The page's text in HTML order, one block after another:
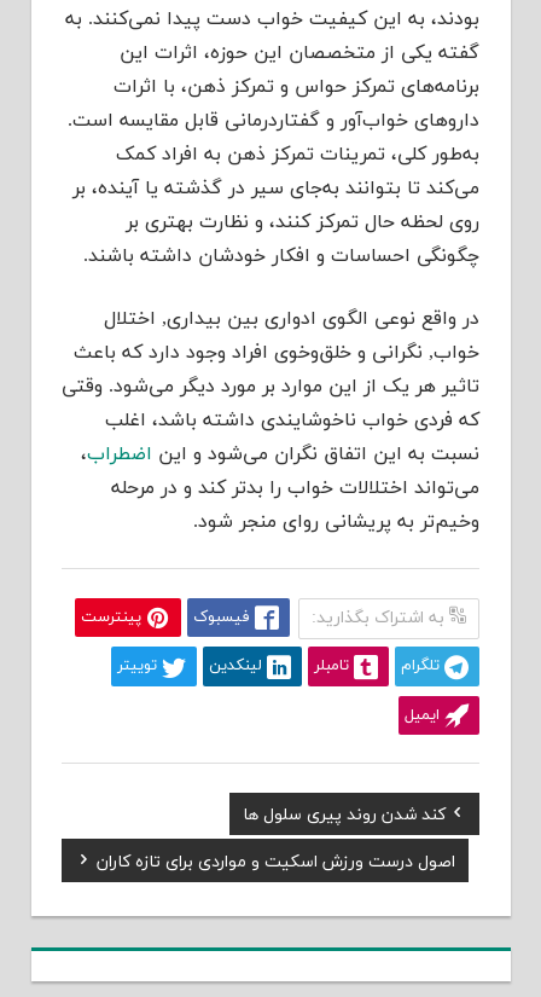
بودند، به این کیفیت خواب دست پیدا نمی‌کنند. به
گفته یکی از متخصصان این حوزه، اثرات این
برنامه‌های تمرکز حواس و تمرکز ذهن، با اثرات
داروهای خواب‌آور و گفتاردرمانی قابل مقایسه است.
به‌طور کلی، تمرینات تمرکز ذهن به افراد کمک
می‌کند تا بتوانند به‌جای سیر در گذشته یا آینده، بر
روی لحظه حال تمرکز کنند، و نظارت بهتری بر
چگونگی احساسات و افکار خودشان داشته باشند.
در واقع نوعی الگوی ادواری بین بیداری, اختلال
خواب, نگرانی و خلق‌وخوی افراد وجود دارد که باعث
تاثیر هر یک از این موارد بر مورد دیگر می‌شود. وقتی
که فردی خواب ناخوشایندی داشته باشد، اغلب
نسبت به این اتفاق نگران می‌شود و این اضطراب،
می‌تواند اختلالات خواب را بدتر کند و در مرحله
وخیم‌تر به پریشانی روای منجر شود.
به اشتراک بگذارید: فیسبوک پینترست
تلگرام تامبلر لینکدین توییتر
ایمیل
راهبری
نوشته
Previous
Post:
کند شدن روند پیری سلول ها
Next
Post:
اصول درست ورزش اسکیت و مواردی برای تازه کاران